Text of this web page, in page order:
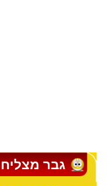
גבר מצליח